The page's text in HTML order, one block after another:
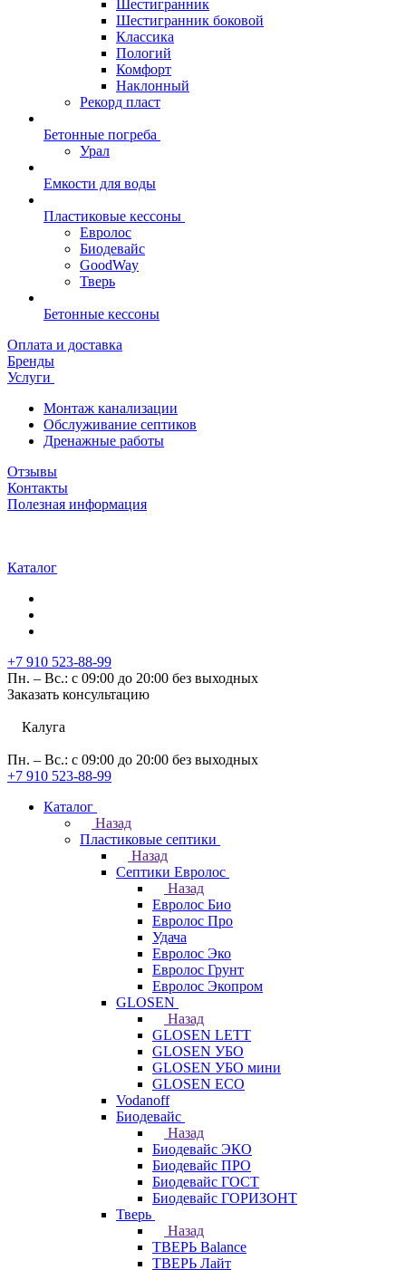
Шестигранник
Шестигранник боковой
Классика
Пологий
Комфорт
Наклонный
Рекорд пласт
Бетонные погреба
Урал
Емкости для воды
Пластиковые кессоны
Евролос
Биодевайс
GoodWay
Тверь
Бетонные кессоны
Оплата и доставка
Бренды
Услуги
Монтаж канализации
Обслуживание септиков
Дренажные работы
Отзывы
Контакты
Полезная информация
Каталог
+7 910 523-88-99
Пн. – Вс.: с 09:00 до 20:00 без выходных
Заказать консультацию
Калуга
Пн. – Вс.: с 09:00 до 20:00 без выходных
+7 910 523-88-99
Каталог
Назад
Пластиковые септики
Назад
Септики Евролос
Назад
Евролос Био
Евролос Про
Удача
Евролос Эко
Евролос Грунт
Евролос Экопром
GLOSEN
Назад
GLOSEN LETT
GLOSEN УБО
GLOSEN УБО мини
GLOSEN ECO
Vodanoff
Биодевайс
Назад
Биодевайс ЭКО
Биодевайс ПРО
Биодевайс ГОСТ
Биодевайс ГОРИЗОНТ
Тверь
Назад
ТВЕРЬ Balance
ТВЕРЬ Лайт